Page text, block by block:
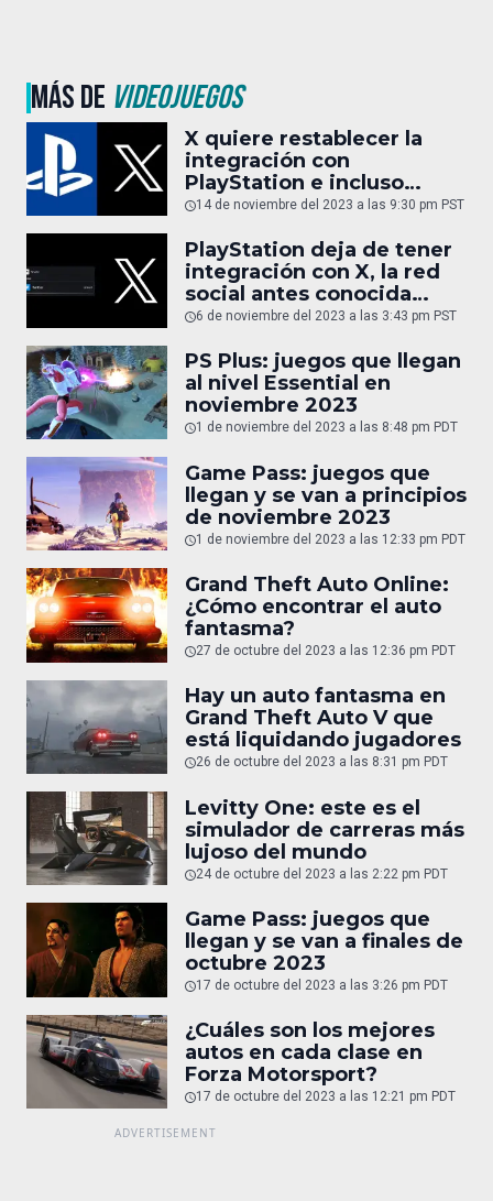
MÁS DE VIDEOJUEGOS
X quiere restablecer la
integración con
PlayStation e incluso
permitir streaming en
14 de noviembre del 2023 a las 9:30 pm PST
PlayStation deja de tener
integración con X, la red
social antes conocida
como Twitter
6 de noviembre del 2023 a las 3:43 pm PST
PS Plus: juegos que llegan
al nivel Essential en
noviembre 2023
1 de noviembre del 2023 a las 8:48 pm PDT
Game Pass: juegos que
llegan y se van a principios
de noviembre 2023
1 de noviembre del 2023 a las 12:33 pm PDT
Grand Theft Auto Online:
¿Cómo encontrar el auto
fantasma?
27 de octubre del 2023 a las 12:36 pm PDT
Hay un auto fantasma en
Grand Theft Auto V que
está liquidando jugadores
26 de octubre del 2023 a las 8:31 pm PDT
Levitty One: este es el
simulador de carreras más
lujoso del mundo
24 de octubre del 2023 a las 2:22 pm PDT
Game Pass: juegos que
llegan y se van a finales de
octubre 2023
17 de octubre del 2023 a las 3:26 pm PDT
¿Cuáles son los mejores
autos en cada clase en
Forza Motorsport?
17 de octubre del 2023 a las 12:21 pm PDT